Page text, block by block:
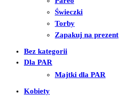
Świeczki
Torby
Zapakuj na prezent
Bez kategorii
Dla PAR
Majtki dla PAR
Kobiety